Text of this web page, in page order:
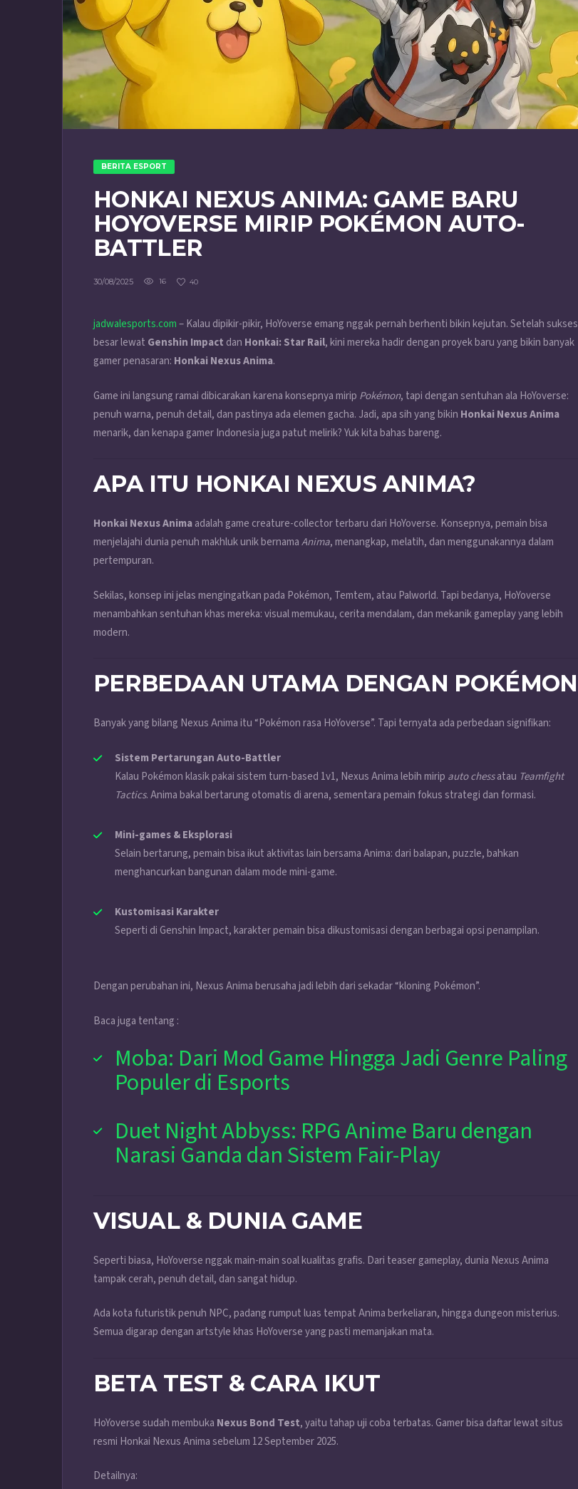
BERITA ESPORT
HONKAI NEXUS ANIMA: GAME BARU
HOYOVERSE MIRIP POKÉMON AUTO-
BATTLER
30/08/2025 16 40
jadwalesports.com– Kalau dipikir-pikir, HoYoverse emang nggak pernah berhenti bikin kejutan. Setelah sukses
besar lewat Genshin Impact dan Honkai: Star Rail, kini mereka hadir dengan proyek baru yang bikin banyak
gamer penasaran: Honkai Nexus Anima.
Game ini langsung ramai dibicarakan karena konsepnya mirip Pokémon, tapi dengan sentuhan ala HoYoverse:
penuh warna, penuh detail, dan pastinya ada elemen gacha. Jadi, apa sih yang bikin Honkai Nexus Anima
menarik, dan kenapa gamer Indonesia juga patut melirik? Yuk kita bahas bareng.
APA ITU HONKAI NEXUS ANIMA?
Honkai Nexus Animaadalah game creature-collector terbaru dari HoYoverse. Konsepnya, pemain bisa
menjelajahi dunia penuh makhluk unik bernamaAnima, menangkap, melatih, dan menggunakannya dalam
pertempuran.
Sekilas, konsep ini jelas mengingatkan pada Pokémon, Temtem, atau Palworld. Tapi bedanya, HoYoverse
menambahkan sentuhan khas mereka: visual memukau, cerita mendalam, dan mekanik gameplay yang lebih
modern.
PERBEDAAN UTAMA DENGAN POKÉMON
Banyak yang bilang Nexus Anima itu “Pokémon rasa HoYoverse”. Tapi ternyata ada perbedaan signifikan:
Sistem Pertarungan Auto-Battler
Kalau Pokémon klasik pakai sistem turn-based 1v1, Nexus Anima lebih mirip auto chessatau Teamfight
Tactics. Anima bakal bertarung otomatis di arena, sementara pemain fokus strategi dan formasi.
Mini-games & Eksplorasi
Selain bertarung, pemain bisa ikut aktivitas lain bersama Anima: dari balapan, puzzle, bahkan
menghancurkan bangunan dalam mode mini-game.
Kustomisasi Karakter
Seperti di Genshin Impact, karakter pemain bisa dikustomisasi dengan berbagai opsi penampilan.
Dengan perubahan ini, Nexus Anima berusaha jadi lebih dari sekadar “kloning Pokémon”.
Baca juga tentang :
Moba: Dari Mod Game Hingga Jadi Genre Paling
Populer di Esports
Duet Night Abbyss: RPG Anime Baru dengan
Narasi Ganda dan Sistem Fair-Play
VISUAL & DUNIA GAME
Seperti biasa, HoYoverse nggak main-main soal kualitas grafis. Dari teaser gameplay, dunia Nexus Anima
tampak cerah, penuh detail, dan sangat hidup.
Ada kota futuristik penuh NPC, padang rumput luas tempat Anima berkeliaran, hingga dungeon misterius.
Semua digarap dengan artstyle khas HoYoverse yang pasti memanjakan mata.
BETA TEST & CARA IKUT
HoYoverse sudah membuka Nexus Bond Test, yaitu tahap uji coba terbatas. Gamer bisa daftar lewat situs
resmi Honkai Nexus Anima sebelum 12 September 2025.
Detailnya: